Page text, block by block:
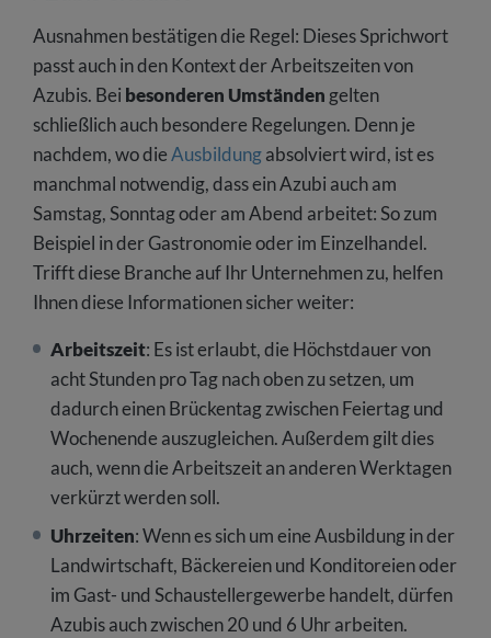
Ausnahmen bestätigen die Regel: Dieses Sprichwort
passt auch in den Kontext der Arbeitszeiten von
Azubis. Bei besonderen Umständen gelten
schließlich auch besondere Regelungen. Denn je
nachdem, wo dieAusbildungabsolviert wird, ist es
manchmal notwendig, dass ein Azubi auch am
Samstag, Sonntag oder am Abend arbeitet: So zum
Beispiel in der Gastronomie oder im Einzelhandel.
Trifft diese Branche auf Ihr Unternehmen zu, helfen
Ihnen diese Informationen sicher weiter:
Arbeitszeit: Es ist erlaubt, die Höchstdauer von
acht Stunden pro Tag nach oben zu setzen, um
dadurch einen Brückentag zwischen Feiertag und
Wochenende auszugleichen. Außerdem gilt dies
auch, wenn die Arbeitszeit an anderen Werktagen
verkürzt werden soll.
Uhrzeiten: Wenn es sich um eine Ausbildung in der
Landwirtschaft, Bäckereien und Konditoreien oder
im Gast- und Schaustellergewerbe handelt, dürfen
Azubis auch zwischen 20 und 6 Uhr arbeiten.